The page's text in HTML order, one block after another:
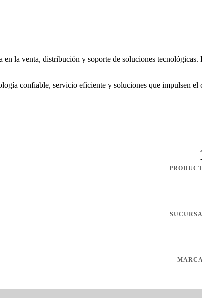
en la venta, distribución y soporte de soluciones
confiable, servicio eficiente y soluciones que impulsen el